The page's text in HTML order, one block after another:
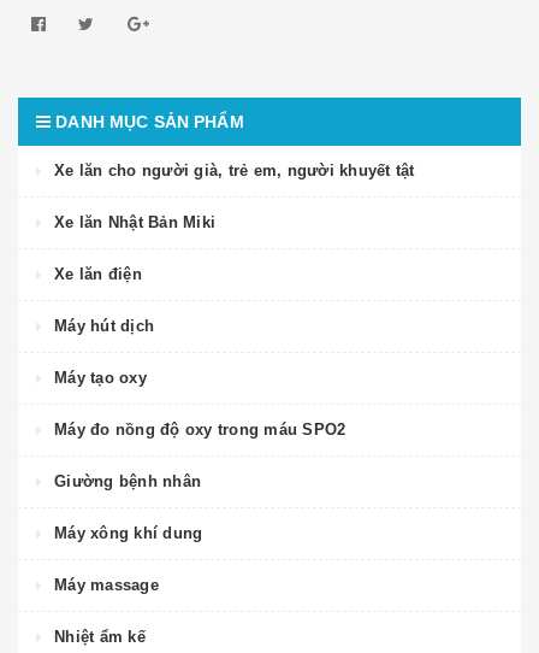
DANH MỤC SẢN PHẨM
Xe lăn cho người già, trẻ em, người khuyết tật
Xe lăn Nhật Bản Miki
Xe lăn điện
Máy hút dịch
Máy tạo oxy
Máy đo nồng độ oxy trong máu SPO2
Giường bệnh nhân
Máy xông khí dung
Máy massage
Nhiệt ẩm kế